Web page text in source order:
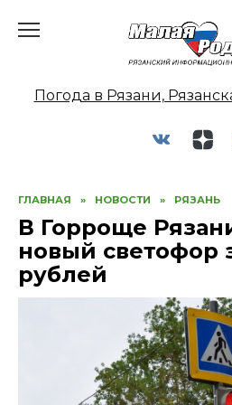
Погода в Рязани,
ГЛАВНАЯ » НОВОСТИ » РЯЗАНЬ
В Горроще
новый светофор
рублей